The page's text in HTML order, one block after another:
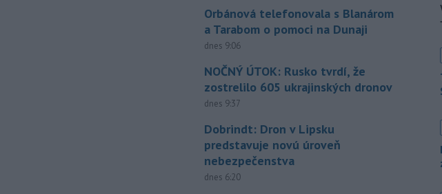
Orbánová telefonovala s Blanárom
a Tarabom o pomoci na Dunaji
dnes 9:06
NOČNÝ ÚTOK: Rusko tvrdí, že
zostrelilo 605 ukrajinských dronov
dnes 9:37
Dobrindt: Dron v Lipsku
predstavuje novú úroveň
nebezpečenstva
dnes 6:20